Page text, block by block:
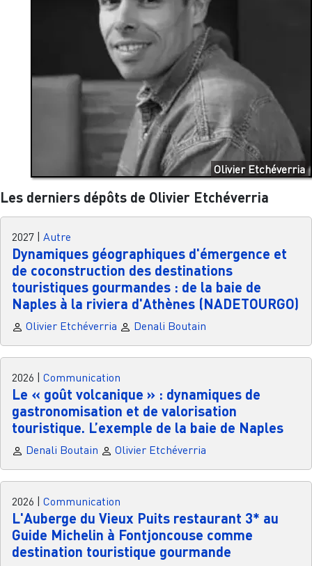
Olivier Etchéverria
Les derniers dépôts de Olivier Etchéverria
2027 Autre
Dynamiques géographiques d'émergence et
de coconstruction des destinations
touristiques gourmandes : de la baie de
Naples à la riviera d'Athènes (NADETOURGO)
Olivier Etchéverria Denali Boutain
2026 Communication
Le « goût volcanique » : dynamiques de
gastronomisation et de valorisation
touristique. L’exemple de la baie de Naples
Denali Boutain Olivier Etchéverria
2026 Communication
L'Auberge du Vieux Puits restaurant 3* au
Guide Michelin à Fontjoncouse comme
destination touristique gourmande